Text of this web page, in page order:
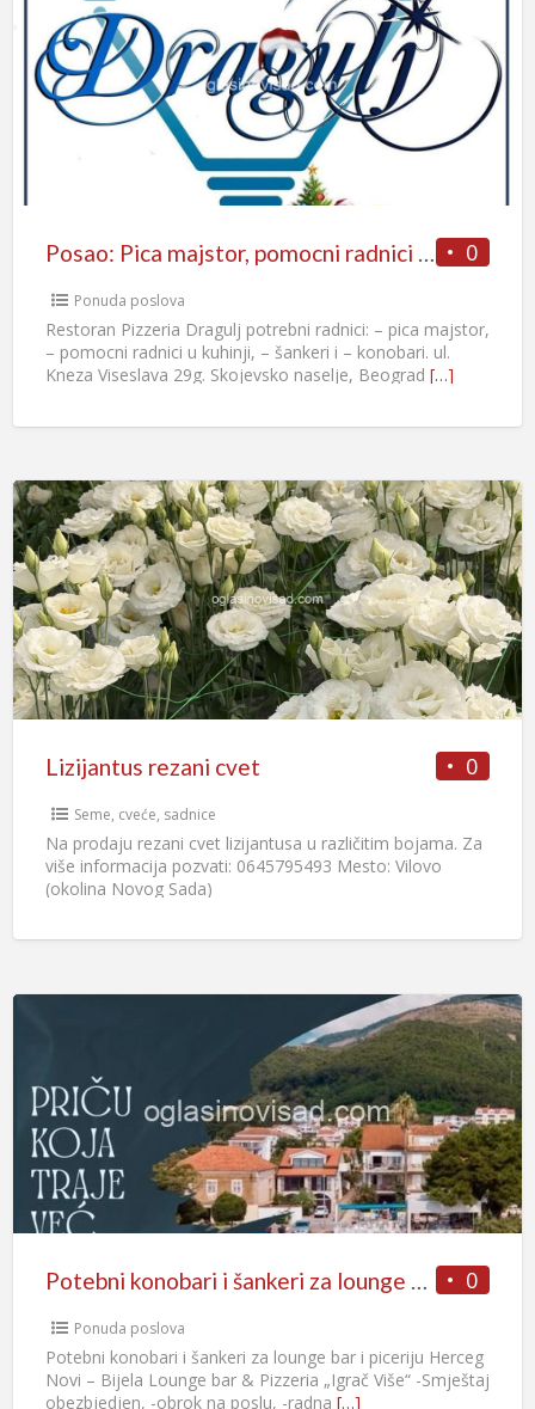
0
Posao: Pica majstor, pomocni radnici u kuhinji, šankeri i konobari
Ponuda poslova
Restoran Pizzeria Dragulj potrebni radnici: – pica majstor,
– pomocni radnici u kuhinji, – šankeri i – konobari. ul.
Kneza Viseslava 29g. Skojevsko naselje, Beograd […]
0
Lizijantus rezani cvet
Seme, cveće, sadnice
Na prodaju rezani cvet lizijantusa u različitim bojama. Za
više informacija pozvati: 0645795493 Mesto: Vilovo
(okolina Novog Sada)
0
Potebni konobari i šankeri za lounge bar i piceriju Herceg Novi – Bijela
Ponuda poslova
Potebni konobari i šankeri za lounge bar i piceriju Herceg
Novi – Bijela Lounge bar & Pizzeria „Igrač Više“ -Smještaj
obezbjedjen, -obrok na poslu, -radna […]